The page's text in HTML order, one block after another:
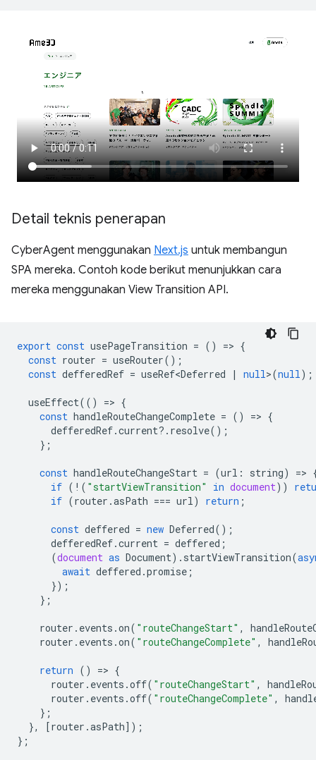
Detail teknis penerapan
CyberAgent menggunakan Next.js untuk membangun
SPA mereka. Contoh kode berikut menunjukkan cara
mereka menggunakan View Transition API.
export const usePageTransition = () => {
const router = useRouter();
const defferedRef = useRef<Deferred | null>(null);
useEffect(() => {
const handleRouteChangeComplete = () => {
defferedRef.current? . resolve();
};
const handleRouteChangeStart = (url : string) =>
if ( ! ( "startViewTransition" in document))
if (router .asPath === url) return ;
const deffered = new Deferred();
defferedRef.current = deffered ;
(document as Document). startViewTransition(
await deffered .promise ;
});
};
router . events .on( "routeChangeStart" ,
router . events .on( "routeChangeComplete" ,
return () => {
router . events .off( "routeChangeStart" ,
router . events .off( "routeChangeComplete" ,
};
},
[router .asPath]);
};